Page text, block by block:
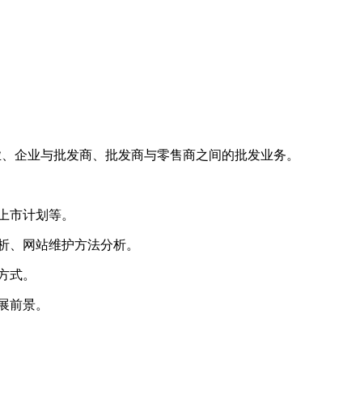
企业与批发商、批发商与零售商之间的批发业务。
市计划等。
网站维护方法分析。
式。
前景。